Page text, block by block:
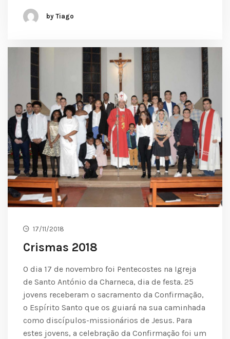
by Tiago
17/11/2018
Crismas 2018
O dia 17 de novembro foi Pentecostes na Igreja
de Santo António da Charneca, dia de festa. 25
jovens receberam o sacramento da Confirmação,
o Espírito Santo que os guiará na sua caminhada
como discípulos-missionários de Jesus. Para
estes jovens, a celebração da Confirmação foi um